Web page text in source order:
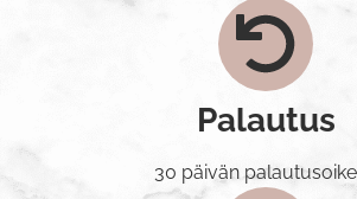
Palautus
30 päivän